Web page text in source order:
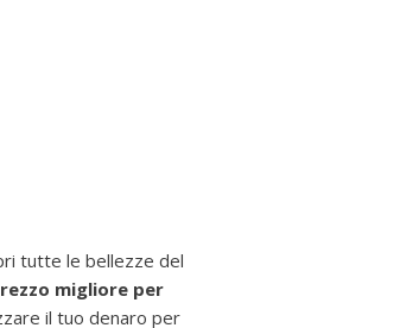
tutte le bellezze del
migliore per
il tuo denaro per